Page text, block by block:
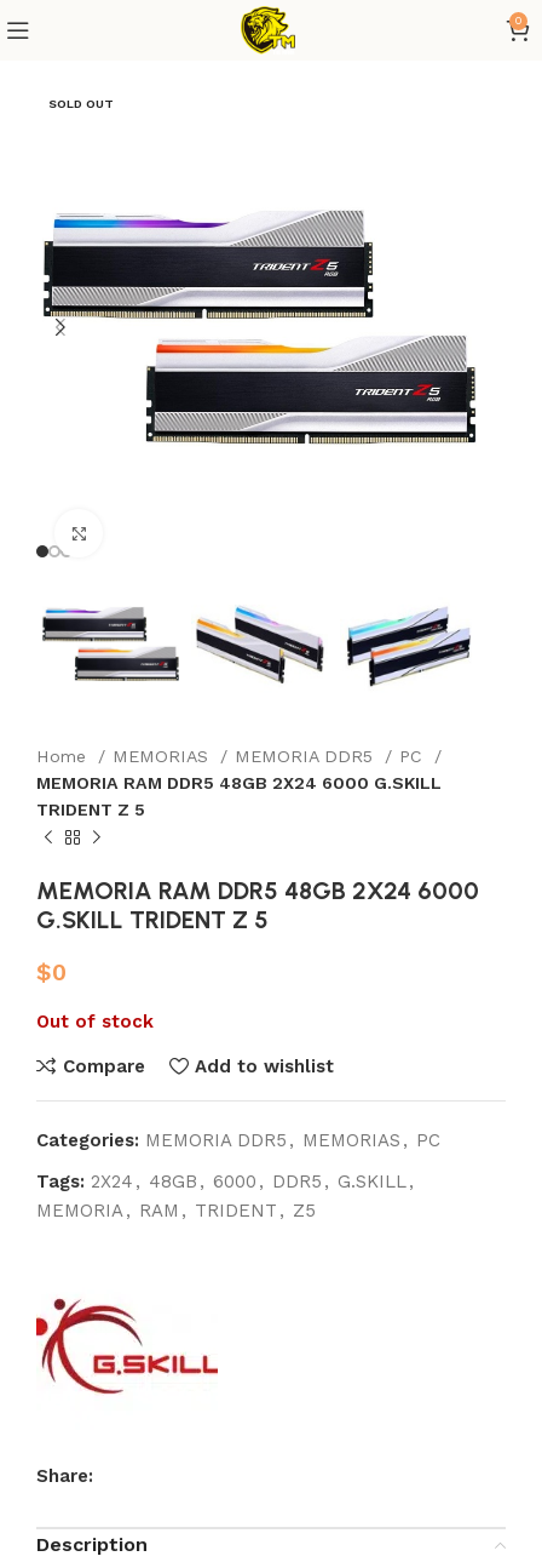
0
SOLD OUT
Home MEMORIAS MEMORIA DDR5
PC
MEMORIA RAM DDR5 48GB 2X24 6000 G.SKILL
TRIDENT Z 5
MEMORIA RAM DDR5 48GB 2X24 6000
G.SKILL TRIDENT Z 5
$0
Out of stock
Compare Add to wishlist
Categories: MEMORIA DDR5 , MEMORIAS , PC
Tags: 2X24 , 48GB , 6000 , DDR5 , G.SKILL,
MEMORIA, RAM , TRIDENT , Z5
Share:
Description